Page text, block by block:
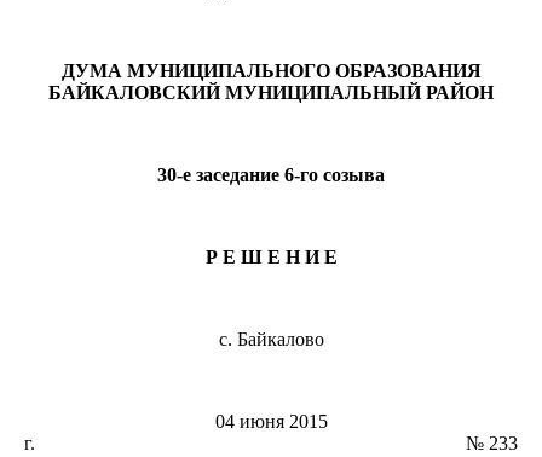
ДУМА МУНИЦИПАЛЬНОГО ОБРАЗОВАНИЯ
БАЙКАЛОВСКИЙ МУНИЦИПАЛЬНЫЙ РАЙОН
30-е заседание 6-го созыва
Р Е Ш Е Н И Е
с. Байкалово
04 июня 2015
г. № 233